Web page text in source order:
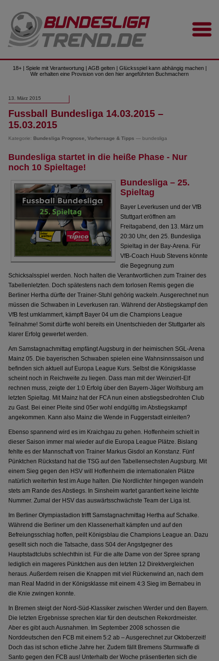
18+ | Spiele mit Verantwortung | AGB gelten | Glücksspiel kann abhängig machen |
Wir erhalten eine Provision von den hier angeführten Buchmachern
13. März 2015
Fussball Bundesliga 14.03.2015 –
15.03.2015
Kategorie: Bundesliga Prognose, Vorhersage & Tipps — bundesliga
Bundesliga startet in die heiße Phase - Nur
noch 10 Spieltage!
Bundesliga – 25.
Spieltag
Bayer Leverkusen und der VfB
Stuttgart eröffnen am
Freitagabend, den 13. März um
20:30 Uhr, den 25. Bundesliga
Spieltag in der Bay-Arena. Für
VfB-Coach Huub Stevens könnte
die Begegnung zum
Schicksalsspiel werden. Noch halten die Verantwortlichen zum Trainer des
Tabellenletzten. Doch spätestens nach dem torlosen Remis gegen die
Berliner Hertha dürfte der Trainer-Stuhl gehörig wackeln. Ausgerechnet nun
müssen die Schwaben in Leverkusen ran. Während der Abstiegskampf den
VfB fest umklammert, kämpft Bayer 04 um die Champions League
Teilnahme! Somit dürfte wohl bereits ein Unentschieden der Stuttgarter als
klarer Erfolg gewertet werden.
Am Samstagnachmittag empfängt Augsburg in der heimischen SGL-Arena
Mainz 05. Die bayerischen Schwaben spielen eine Wahnsinnssaison und
befinden sich aktuell auf Europa League Kurs. Selbst die Königsklasse
scheint noch in Reichweite zu liegen. Dass man mit der Weinzierl-Elf
rechnen muss, zeigte der 1:0 Erfolg über den Bayern-Jäger Wolfsburg am
letzten Spieltag. Mit Mainz hat der FCA nun einen abstiegsbedrohten Club
zu Gast. Bei einer Pleite sind 05er wohl endgültig im Abstiegskampf
angekommen. Kann also Mainz die Wende in Fuggerstadt einleiten?
Ebenso spannend wird es im Kraichgau zu gehen. Hoffenheim schielt in
dieser Saison immer mal wieder auf die Europa League Plätze. Bislang
fehlte es der Mannschaft von Trainer Markus Gisdol an Konstanz. Fünf
Pünktchen Rückstand hat die TSG auf den Tabellensechsten Augsburg. Mit
einem Sieg gegen den HSV will Hoffenheim die internationalen Plätze
natürlich weiterhin fest im Auge halten. Die Nordlichter hingegen wandeln
stets am Rande des Abstiegs. In Sinsheim wartet garantiert keine leichte
Nummer. Zumal der HSV das auswärtsschwächste Team der Liga ist.
Im Berliner Olympiastadion trifft Samstagnachmittag Hertha auf Schalke.
Während die Berliner um den Klassenerhalt kämpfen und auf den
Befreiungsschlag hoffen, peilt Königsblau die Champions League an. Dazu
gesellt sich noch die Tatsache, dass S04 der Angstgegner des
Hauptstadtclubs schlechthin ist. Für die alte Dame von der Spree sprang
lediglich ein mageres Pünktchen aus den letzten 12 Direktvergleichen
heraus. Außerdem reisen die Knappen mit viel Rückenwind an, nach dem
man Real Madrid in der Königsklasse mit einem 4:3 Sieg im Bernabeu in
die Knie zwingen konnte.
In Bremen steigt der Nord-Süd-Klassiker zwischen Werder und den Bayern.
Die letzten Ergebnisse sprechen klar für den deutschen Rekordmeister.
Aber es gibt auch Ausnahmen. Im September 2008 schossen die
Norddeutschen den FCB mit einem 5:2 ab – Ausgerechnet zur Oktoberzeit!
Doch das ist schon etliche Jahre her. Zudem fällt Bremens Sturmwaffe di
Santo gegen den FCB aus! Unterhalb der Woche präsentierten sich die